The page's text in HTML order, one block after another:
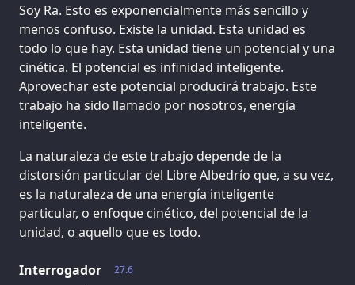
Soy Ra. Esto es exponencialmente más sencillo y
menos confuso. Existe la unidad. Esta unidad es
todo lo que hay. Esta unidad tiene un potencial y una
cinética. El potencial es infinidad inteligente.
Aprovechar este potencial producirá trabajo. Este
trabajo ha sido llamado por nosotros, energía
inteligente.
La naturaleza de este trabajo depende de la
distorsión particular del Libre Albedrío que, a su vez,
es la naturaleza de una energía inteligente
particular, o enfoque cinético, del potencial de la
unidad, o aquello que es todo.
27.6
Interrogador